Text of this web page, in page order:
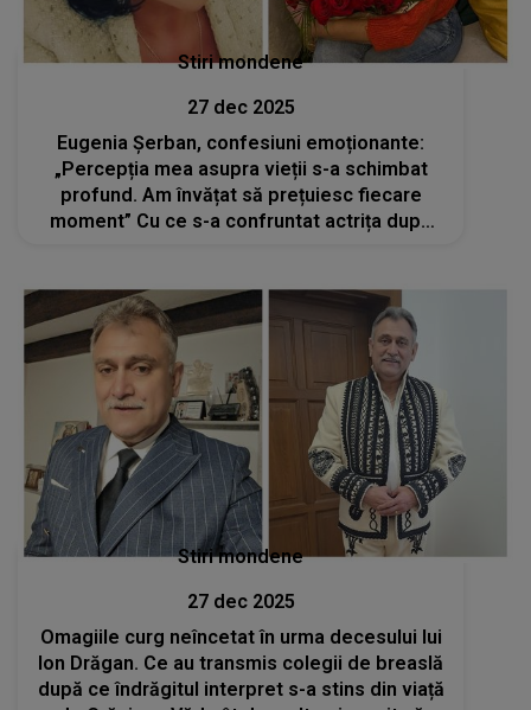
Stiri mondene
27 dec 2025
Eugenia Șerban, confesiuni emoționante:
„Percepția mea asupra vieții s-a schimbat
profund. Am învățat să prețuiesc fiecare
moment” Cu ce s-a confruntat actrița după
Stiri mondene
27 dec 2025
Omagiile curg neîncetat în urma decesului lui
Ion Drăgan. Ce au transmis colegii de breaslă
după ce îndrăgitul interpret s-a stins din viață